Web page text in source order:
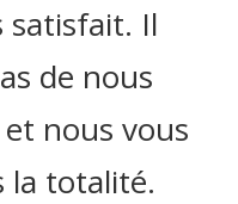
satisfait. Il
de nous
nous vous
la totalité.